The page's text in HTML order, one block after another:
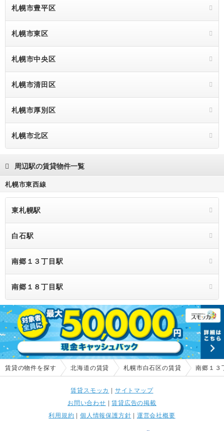
札幌市豊平区
札幌市東区
札幌市中央区
札幌市清田区
札幌市厚別区
札幌市北区
周辺駅の賃貸物件一覧
札幌市東西線
東札幌駅
白石駅
南郷１３丁目駅
南郷１８丁目駅
賃貸の物件を探す 北海道の賃貸 札幌市白石区の賃貸 南郷１３
賃貸スモッカ | サイトマップ
お問い合わせ |賃貸広告の掲載
利用規約 | 個人情報保護方針 | 運営会社概要